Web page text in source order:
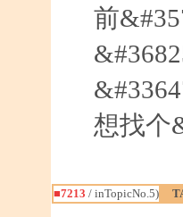
前
想找个
■7213 / inTopicNo.5)